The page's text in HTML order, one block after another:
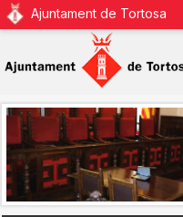
Ajuntament de Tortosa